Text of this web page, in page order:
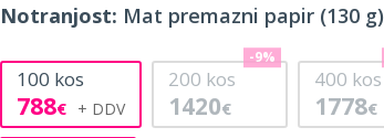
Notranjost: Mat premazni papir (130 g)
100 kos
788€
200 kos
1420€
-9%
400 kos
1778€